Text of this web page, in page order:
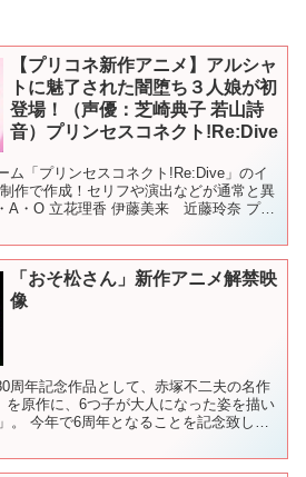
【プリコネ新作アニメ】アルシャ
トに魅了された闇堕ち３人娘が初
登場！（声優：芝崎典子 若山詩
音）プリンセスコネクト!Re:Dive
ム「プリンセスコネクト!Re:Dive」のイ
作で作成！セリフや演出などが通常と異
A・O 立花理香 伊藤美来 近藤玲奈 プリ
「おそ松さん」新作アニメ解禁映
像
周年記念作品として、赤塚不二夫の名作
を原作に、6つ子が大人になった姿を描い
。 今年で6周年となることを記念致しま